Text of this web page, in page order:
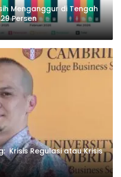
Menganggur di Tengah
Persen
Krisis Regulasi atau Krisis